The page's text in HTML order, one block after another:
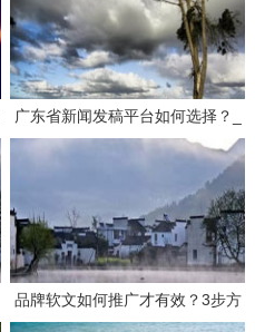
广东省新闻发稿平台如何选择？_
3个要点帮你找到靠谱服务商
品牌软文如何推广才有效？3步方
案与实战思路分享